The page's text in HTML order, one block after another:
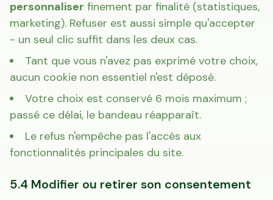
personnaliser finement par finalité (statistiques,
marketing). Refuser est aussi simple qu'accepter
- un seul clic suffit dans les deux cas.
Tant que vous n'avez pas exprimé votre choix,
aucun cookie non essentiel n'est déposé.
Votre choix est conservé 6 mois maximum ;
passé ce délai, le bandeau réapparaît.
Le refus n'empêche pas l'accès aux
fonctionnalités principales du site.
5.4 Modifier ou retirer son consentement